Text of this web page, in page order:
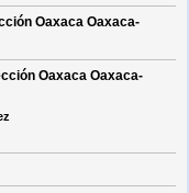
Oaxaca Oaxaca-
Oaxaca Oaxaca-